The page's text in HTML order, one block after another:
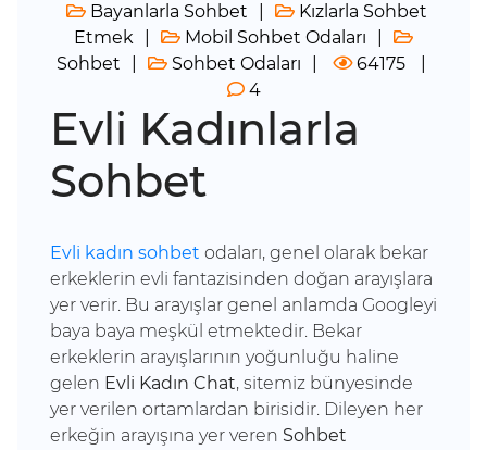
Bayanlarla Sohbet
Kızlarla Sohbet
Etmek
Mobil Sohbet Odaları
Sohbet
Sohbet Odaları
64175
4
Evli Kadınlarla
Sohbet
Evli kadın sohbet odaları, genel olarak bekar
erkeklerin evli fantazisinden doğan arayışlara
yer verir. Bu arayışlar genel anlamda Googleyi
baya baya meşkül etmektedir. Bekar
erkeklerin arayışlarının yoğunluğu haline
gelen Evli Kadın Chat, sitemiz bünyesinde
yer verilen ortamlardan birisidir. Dileyen her
erkeğin arayışına yer veren Sohbet